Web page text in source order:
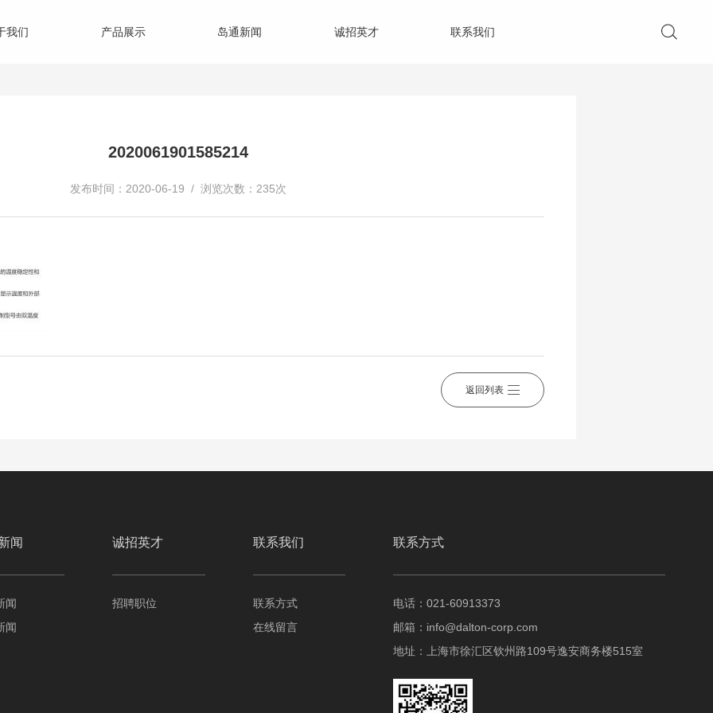
我们 产品展示 岛通新闻 诚招英才 联系我们
2020061901585214
发布时间：2020-06-19 / 浏览次数：235次
返回列表
闻
闻
闻
诚招英才
招聘职位
联系我们
联系方式
在线留言
联系方式
电话：021-60913373
邮箱： info@dalton-corp.com
地址：上海市徐汇区钦州路109号逸安商务楼515室